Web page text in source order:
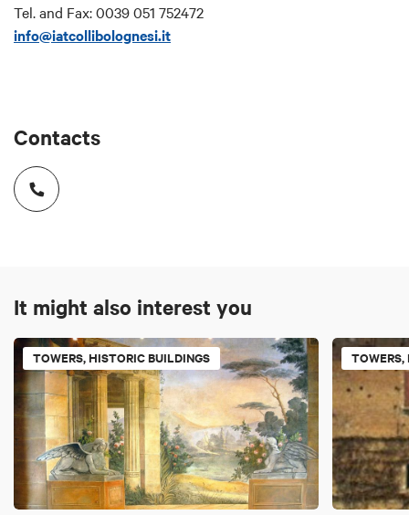
Tel. and Fax: 0039 051 752472
info@iatcollibolognesi.it
Contacts
It might also interest you
TOWERS, HISTORIC BUILDINGS